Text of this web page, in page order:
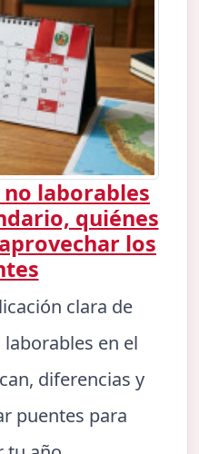
laborables
quiénes
los
clara de
en el
diferencias y
puentes para